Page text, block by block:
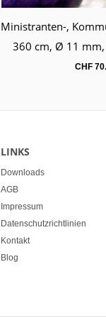
Warenkorb
360 cm, Ø 11 mm,
CHF
LINKS
Downloads
AGB
Impressum
Datenschutzrichtlinien
Kontakt
Blog